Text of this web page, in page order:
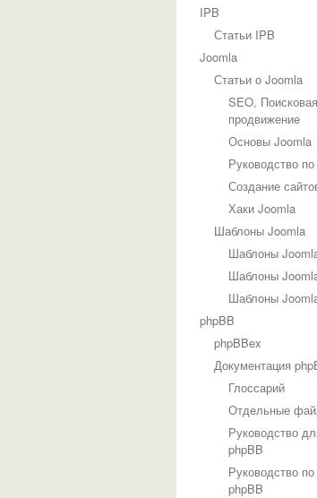
IPB
Статьи IPB
Joomla
Статьи о Joomla
SEO,
продвижение
Основы Joomla
Руководство
Создание
Хаки Joomla
Шаблоны Joomla
Шаблоны
Шаблоны
Шаблоны
phpBB
phpBBex
Документация
Глоссарий
Отдельные
Руководство
phpBB
Руководство
phpBB